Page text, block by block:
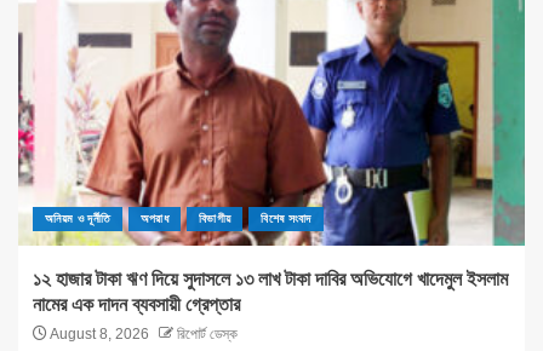
অনিয়ম ও দূর্নীতি অপরাধ বিভাগীয় বিশেষ সংবাদ
১২ হাজার টাকা ঋণ দিয়ে সুদাসলে ১৩ লাখ টাকা দাবির অভিযোগে খাদেমুল ইসলাম
নামের এক দাদন ব্যবসায়ী গ্রেপ্তার
August 8, 2026 রিপোর্ট ডেস্ক